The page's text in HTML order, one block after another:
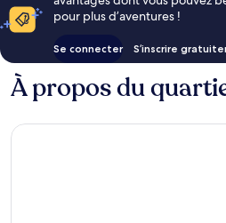
pour plus d’aventures !
Se connecter S’inscrire
À propos du